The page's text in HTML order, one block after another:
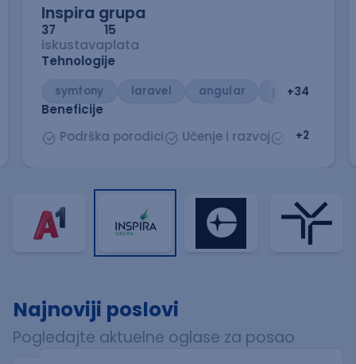
razvoj Fleksibilno radno vreme
Inspira grupa
37
iskustava
15
plata
Tehnologije
symfony laravel angular php
+34
Beneficije
Podrška porodici
Učenje i razvoj +2
Najnoviji poslovi
Pogledajte aktuelne oglase za posao